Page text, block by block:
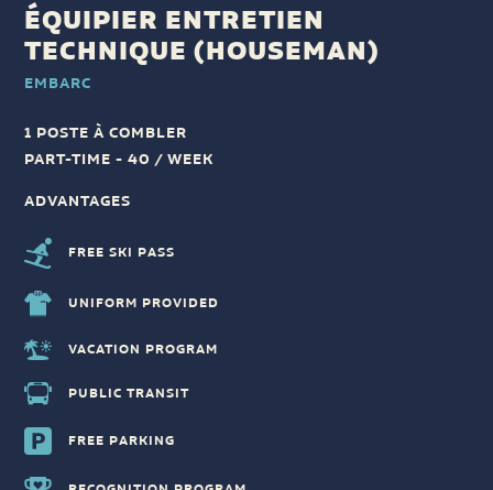
ÉQUIPIER ENTRETIEN
TECHNIQUE (HOUSEMAN)
EMBARC
1 POSTE À COMBLER
PART-TIME - 40 / WEEK
ADVANTAGES
FREE SKI PASS
UNIFORM PROVIDED
VACATION PROGRAM
PUBLIC TRANSIT
FREE PARKING